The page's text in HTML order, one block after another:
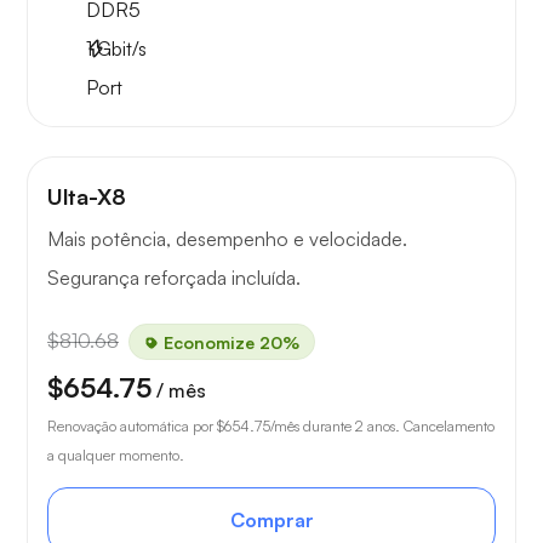
DDR5
1Gbit/s
Port
Ulta-X8
Mais potência, desempenho e velocidade.
Segurança reforçada incluída.
$810.68 Economize 20%
$654.75 / mês
Renovação automática por $654.75/mês durante 2 anos. Cancelamento
a qualquer momento.
Comprar